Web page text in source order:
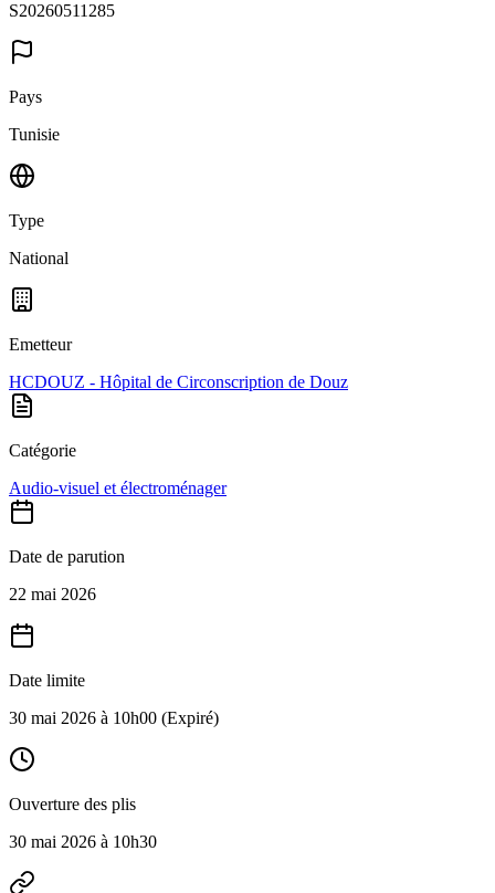
S20260511285
Pays
Tunisie
Type
National
Emetteur
HCDOUZ - Hôpital de Circonscription de Douz
Catégorie
Audio-visuel et électroménager
Date de parution
22 mai 2026
Date limite
30 mai 2026 à 10h00 (Expiré)
Ouverture des plis
30 mai 2026 à 10h30